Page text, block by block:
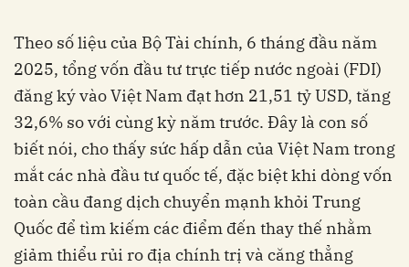
Theo số liệu của Bộ Tài chính, 6 tháng đầu năm
2025, tổng vốn đầu tư trực tiếp nước ngoài (FDI)
đăng ký vào Việt Nam đạt hơn 21,51 tỷ USD, tăng
32,6% so với cùng kỳ năm trước. Đây là con số
biết nói, cho thấy sức hấp dẫn của Việt Nam trong
mắt các nhà đầu tư quốc tế, đặc biệt khi dòng vốn
toàn cầu đang dịch chuyển mạnh khỏi Trung
Quốc để tìm kiếm các điểm đến thay thế nhằm
giảm thiểu rủi ro địa chính trị và căng thẳng